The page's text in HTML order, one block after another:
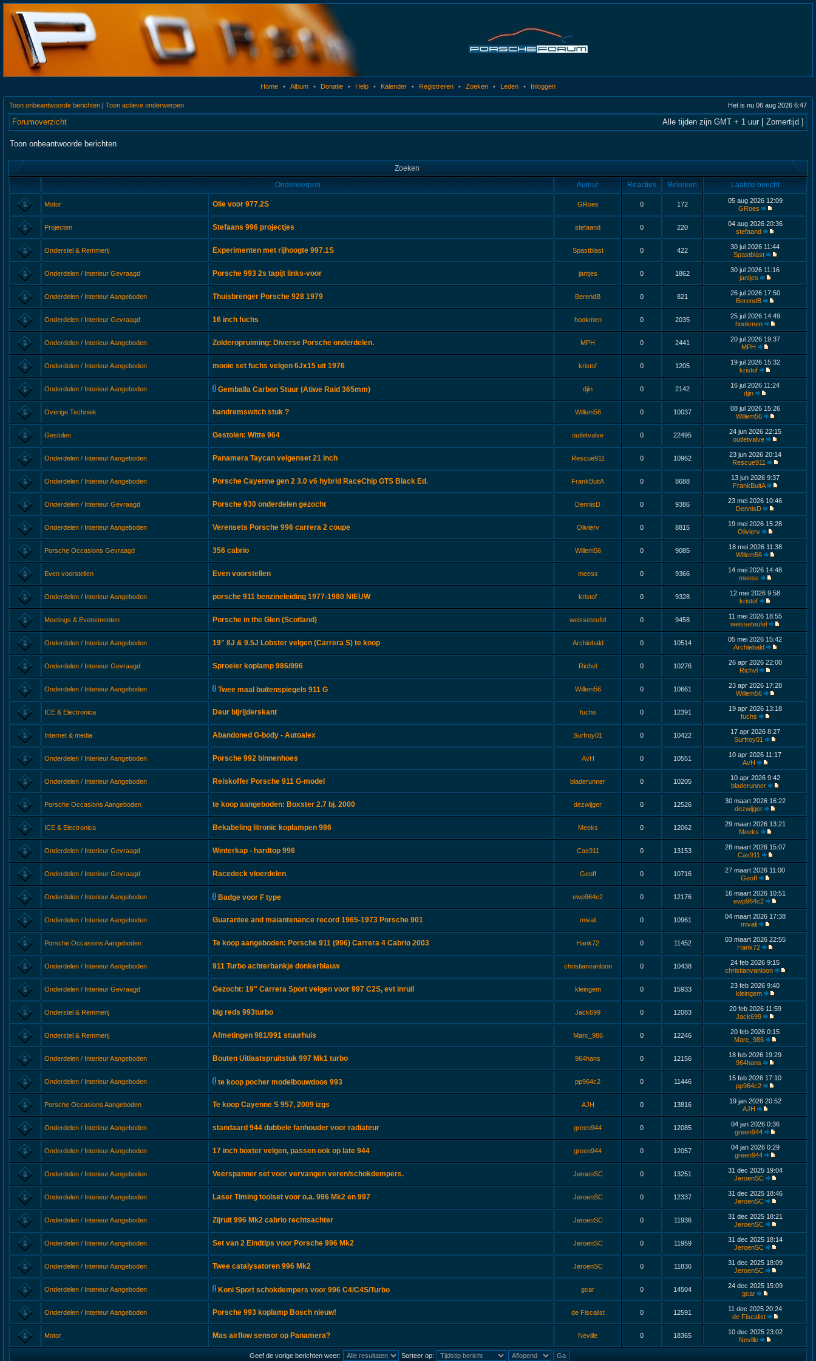
Home • Album • Donatie • Help • Kalender • Registreren • Zoeken • Leden • Inloggen
Toon onbeantwoorde berichten | Toon actieve onderwerpen Het is nu 06 aug 2026 6:47
Forumoverzicht Alle tijden zijn GMT + 1 uur [ Zomertijd ]
Toon onbeantwoorde berichten
Zoeken
Onderwerpen
Auteur Reacties Bekeken Laatste bericht
Motor Olie voor 977.2S GRoes 0 172
05 aug 2026 12:09
GRoes
Projecten Stefaans 996 projectjes stefaand 0 220
04 aug 2026 20:36
stefaand
Onderstel & Remmerij Experimenten met rijhoogte 997.1S Spastblast 0 422
30 jul 2026 11:44
Spastblast
Onderdelen / Interieur Gevraagd Porsche 993 2s tapijt links-voor jantjes 0 1862
30 jul 2026 11:16
jantjes
Onderdelen / Interieur Aangeboden Thuisbrenger Porsche 928 1979 BerendB 0 821
26 jul 2026 17:50
BerendB
Onderdelen / Interieur Gevraagd 16 inch fuchs hookmen 0 2035
25 jul 2026 14:49
hookmen
Onderdelen / Interieur Aangeboden Zolderopruiming: Diverse Porsche onderdelen. MPH 0 2441
20 jul 2026 19:37
MPH
Onderdelen / Interieur Aangeboden mooie set fuchs velgen 6Jx15 uit 1976 kristof 0 1205
19 jul 2026 15:32
kristof
Onderdelen / Interieur Aangeboden Gemballa Carbon Stuur (Atiwe Raid 365mm) djin 0 2142
16 jul 2026 11:24
djin
Overige Techniek handremswitch stuk ? Willem56 0 10037
08 jul 2026 15:26
Willem56
Gestolen Gestolen: Witte 964 outletvalve 0 22495
24 jun 2026 22:15
outletvalve
Onderdelen / Interieur Aangeboden Panamera Taycan velgenset 21 inch Rescue911 0 10962
23 jun 2026 20:14
Rescue911
Onderdelen / Interieur Aangeboden Porsche Cayenne gen 2 3.0 v6 hybrid RaceChip GTS Black Ed. FrankBuitA 0 8688
13 jun 2026 9:37
FrankBuitA
Onderdelen / Interieur Gevraagd Porsche 930 onderdelen gezocht DennisD 0 9386
23 mei 2026 10:46
DennisD
Onderdelen / Interieur Aangeboden Verensets Porsche 996 carrera 2 coupe Olivierv 0 8815
19 mei 2026 15:28
Olivierv
Porsche Occasions Gevraagd 356 cabrio Willem56 0 9085
18 mei 2026 11:38
Willem56
Even voorstellen Even voorstellen meess 0 9366
14 mei 2026 14:48
meess
Onderdelen / Interieur Aangeboden porsche 911 benzineleiding 1977-1980 NIEUW kristof 0 9328
12 mei 2026 9:58
kristof
Meetings & Evenementen Porsche in the Glen (Scotland) weisseteufel 0 9458
11 mei 2026 18:55
weisseteufel
Onderdelen / Interieur Aangeboden 19" 8J & 9.5J Lobster velgen (Carrera S) te koop Archiebald 0 10514
05 mei 2026 15:42
Archiebald
Onderdelen / Interieur Gevraagd Sproeier koplamp 986/996 Richvl 0 10276
26 apr 2026 22:00
Richvl
Onderdelen / Interieur Aangeboden Twee maal buitenspiegels 911 G Willem56 0 10661
23 apr 2026 17:28
Willem56
ICE & Electronica Deur bijrijderskant fuchs 0 12391
19 apr 2026 13:18
fuchs
Internet & media Abandoned G-body - Autoalex Surfroy01 0 10422
17 apr 2026 8:27
Surfroy01
Onderdelen / Interieur Aangeboden Porsche 992 binnenhoes AvH 0 10551
10 apr 2026 11:17
AvH
Onderdelen / Interieur Aangeboden Reiskoffer Porsche 911 G-model bladerunner 0 10205
10 apr 2026 9:42
bladerunner
Porsche Occasions Aangeboden te koop aangeboden: Boxster 2.7 bj. 2000 dezwijger 0 12526
30 maart 2026 16:22
dezwijger
ICE & Electronica Bekabeling litronic koplampen 986 Meeks 0 12062
29 maart 2026 13:21
Meeks
Onderdelen / Interieur Gevraagd Winterkap - hardtop 996 Cas911 0 13153
28 maart 2026 15:07
Cas911
Onderdelen / Interieur Gevraagd Racedeck vloerdelen Geoff 0 10716
27 maart 2026 11:00
Geoff
Onderdelen / Interieur Aangeboden Badge voor F type ewp964c2 0 12176
16 maart 2026 10:51
ewp964c2
Onderdelen / Interieur Aangeboden Guarantee and maiantenance record 1965-1973 Porsche 901 mivali 0 10961
04 maart 2026 17:38
mivali
Porsche Occasions Aangeboden Te koop aangeboden: Porsche 911 (996) Carrera 4 Cabrio 2003 Hank72 0 11452
03 maart 2026 22:55
Hank72
Onderdelen / Interieur Aangeboden 911 Turbo achterbankje donkerblauw christianvanloon 0 10438
24 feb 2026 9:15
christianvanloon
Onderdelen / Interieur Gevraagd Gezocht: 19" Carrera Sport velgen voor 997 C2S, evt inruil kleingem 0 15933
23 feb 2026 9:40
kleingem
Onderstel & Remmerij big reds 993turbo Jack699 0 12083
20 feb 2026 11:59
Jack699
Onderstel & Remmerij Afmetingen 981/991 stuurhuis Marc_986 0 12246
20 feb 2026 0:15
Marc_986
Onderdelen / Interieur Aangeboden Bouten Uitlaatspruitstuk 997 Mk1 turbo 964hans 0 12156
18 feb 2026 19:29
964hans
Onderdelen / Interieur Aangeboden te koop pocher modelbouwdoos 993 pp964c2 0 11446
15 feb 2026 17:10
pp964c2
Porsche Occasions Aangeboden Te koop Cayenne S 957, 2009 izgs AJH 0 13816
19 jan 2026 20:52
AJH
Onderdelen / Interieur Aangeboden standaard 944 dubbele fanhouder voor radiateur green944 0 12085
04 jan 2026 0:36
green944
Onderdelen / Interieur Aangeboden 17 inch boxter velgen, passen ook op late 944 green944 0 12057
04 jan 2026 0:29
green944
Onderdelen / Interieur Aangeboden Veerspanner set voor vervangen veren/schokdempers. JeroenSC 0 13251
31 dec 2025 19:04
JeroenSC
Onderdelen / Interieur Aangeboden Laser Timing toolset voor o.a. 996 Mk2 en 997 JeroenSC 0 12337
31 dec 2025 18:46
JeroenSC
Onderdelen / Interieur Aangeboden Zijruit 996 Mk2 cabrio rechtsachter JeroenSC 0 11936
31 dec 2025 18:21
JeroenSC
Onderdelen / Interieur Aangeboden Set van 2 Eindtips voor Porsche 996 Mk2 JeroenSC 0 11959
31 dec 2025 18:14
JeroenSC
Onderdelen / Interieur Aangeboden Twee catalysatoren 996 Mk2 JeroenSC 0 11836
31 dec 2025 18:09
JeroenSC
Onderdelen / Interieur Aangeboden Koni Sport schokdempers voor 996 C4/C4S/Turbo gcar 0 14504
24 dec 2025 15:09
gcar
Onderdelen / Interieur Aangeboden Porsche 993 koplamp Bosch nieuw! de Fiscalist 0 12591
11 dec 2025 20:24
de Fiscalist
Motor Mas airflow sensor op Panamera? Neville 0 18365
10 dec 2025 23:02
Neville
Geef de vorige berichten weer: Sorteer op: